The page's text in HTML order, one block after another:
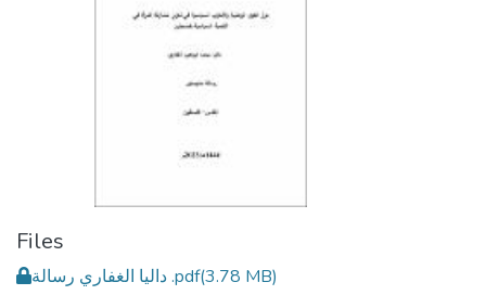
Files
داليا الغفاري رسالة .pdf(3.78 MB)